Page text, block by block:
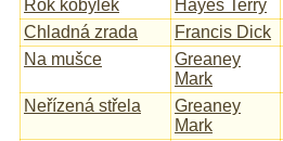
Rok kobylek Hayes Terry
Chladná zrada
Francis Dick
Na mušce
Greaney
Mark
Neřízená střela
Greaney
Mark